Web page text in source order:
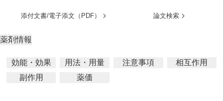
添付文書/電子添文（PDF） 論文検索
薬剤情報
効能・効果 用法・用量 注意事項
相互作用
副作用
薬価